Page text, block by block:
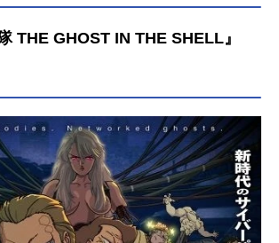
THE GHOST IN THE SHELL』